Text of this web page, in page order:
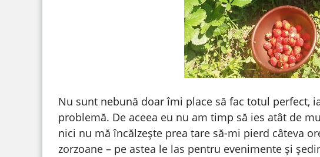
Nu sunt nebună doar îmi place să fac totul perfect,
problemă. De aceea eu nu am timp să ies atât de
nici nu mă încălzește prea tare să-mi pierd câteva
zorzoane – pe astea le las pentru evenimente și